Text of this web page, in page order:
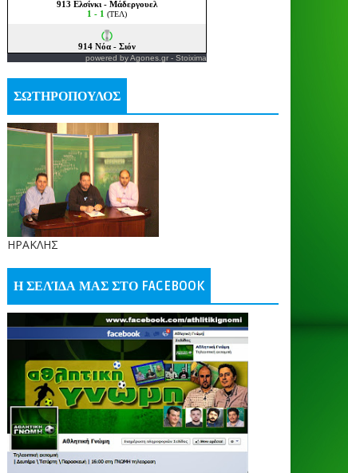
powered byAgones.gr - Stoixima
ΣΩΤΗΡΟΠΟΥΛΟΣ
ΗΡΑΚΛΗΣ
Η ΣΕΛΊΔΑ ΜΑΣ ΣΤΟ FACEBOOK